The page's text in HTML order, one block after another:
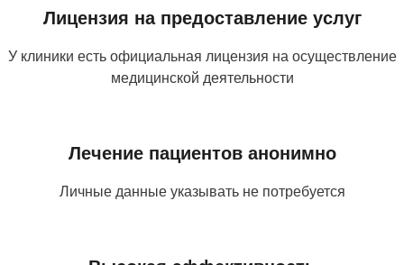
Лицензия на предоставление услуг
У клиники есть официальная лицензия на осуществление
медицинской деятельности
Лечение пациентов анонимно
Личные данные указывать не потребуется